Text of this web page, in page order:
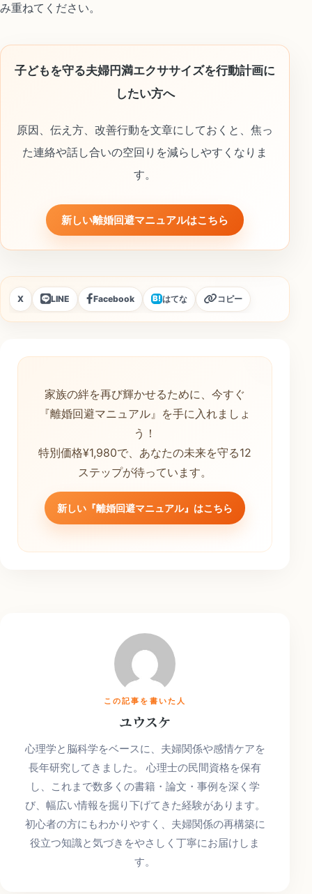
み重ねてください。
子どもを守る夫婦円満エクササイズを行動計画に
したい方へ
原因、伝え方、改善行動を文章にしておくと、焦っ
た連絡や話し合いの空回りを減らしやすくなりま
す。
新しい離婚回避マニュアルはこちら
X LINE Facebook B!はてな コピー
家族の絆を再び輝かせるために、今すぐ
『離婚回避マニュアル』を手に入れましょ
う！
特別価格¥1,980で、あなたの未来を守る12
ステップが待っています。
新しい『離婚回避マニュアル』はこちら
この記事を書いた人
ユウスケ
心理学と脳科学をベースに、夫婦関係や感情ケアを
長年研究してきました。 心理士の民間資格を保有
し、これまで数多くの書籍・論文・事例を深く学
び、幅広い情報を掘り下げてきた経験があります。
初心者の方にもわかりやすく、夫婦関係の再構築に
役立つ知識と気づきをやさしく丁寧にお届けしま
す。